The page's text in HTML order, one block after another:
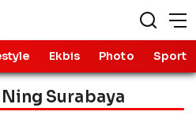
Ekbis Photo Sport
Surabaya